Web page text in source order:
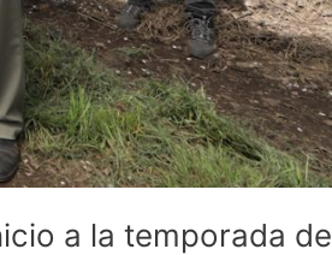
a la temporada de